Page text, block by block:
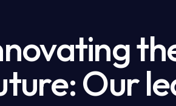
Our